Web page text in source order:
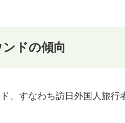
ドの傾向
、すなわち訪日外国人旅行